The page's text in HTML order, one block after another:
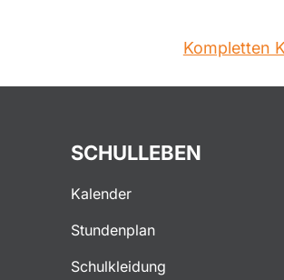
Kompletten
SCHULLEBEN
Kalender
Stundenplan
Schulkleidung